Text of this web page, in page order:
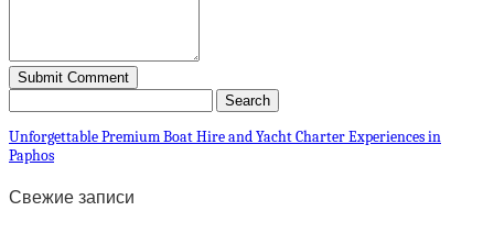
Unforgettable Premium Boat Hire and Yacht Charter Experiences in
Paphos
Свежие записи